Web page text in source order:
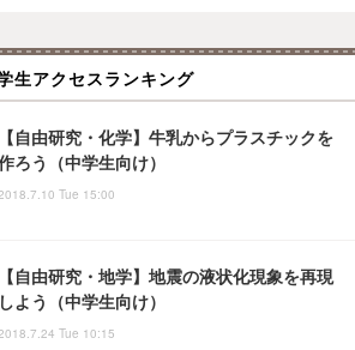
生アクセスランキング
【自由研究・化学】牛乳からプラスチックを
ろう（中学生向け）
Tue 15:00
【自由研究・地学】地震の液状化現象を再現
しよう（中学生向け）
Tue 10:15